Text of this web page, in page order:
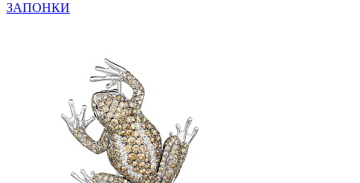
ЗАПОНКИ